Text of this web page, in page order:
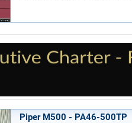
Piper M500 - PA46-500TP